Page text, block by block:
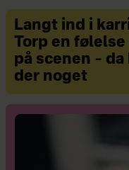
Langt ind i
Torp en
på scenen –
der noget